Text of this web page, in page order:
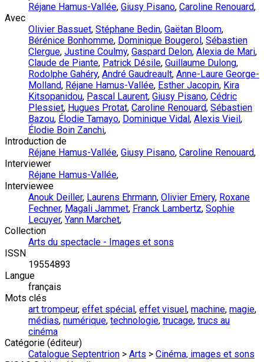
Réjane Hamus-Vallée, Giusy Pisano, Caroline Renouard,
Avec
Olivier Bassuet, Stéphane Bedin, Gaëtan Bloom,
Bérénice Bonhomme, Dominique Bougerol , Sébastien
Clergue, Justine Coulmy, Gaspard Delon, Alexia de Mari,
Claude de Piante, Patrick Désile, Guillaume Dulong,
Rodolphe Gahéry, André Gaudreault, Anne-Laure George-
Molland, Réjane Hamus-Vallée, Esther Jacopin, Kira
Kitsopanidou, Pascal Laurent, Giusy Pisano, Cédric
Plessiet, Hugues Protat, Caroline Renouard, Sébastien
Bazou, Élodie Tamayo, Dominique Vidal , Alexis Vieil ,
Élodie Boin Zanchi,
Introduction de
Réjane Hamus-Vallée, Giusy Pisano, Caroline Renouard,
Interviewer
Réjane Hamus-Vallée,
Interviewee
Anouk Deiller, Laurens Ehrmann, Olivier Emery, Roxane
Fechner, Magali Jammet, Franck Lambertz, Sophie
Lecuyer, Yann Marchet,
Collection
Arts du spectacle - Images et sons
ISSN
19554893
Langue
français
Mots clés
art trompeur, effet spécial , effet visuel , machine, magie,
médias, numérique, technologie, trucage, trucs au
cinéma
Catégorie (éditeur)
Catalogue Septentrion > Arts > Cinéma, images et sons